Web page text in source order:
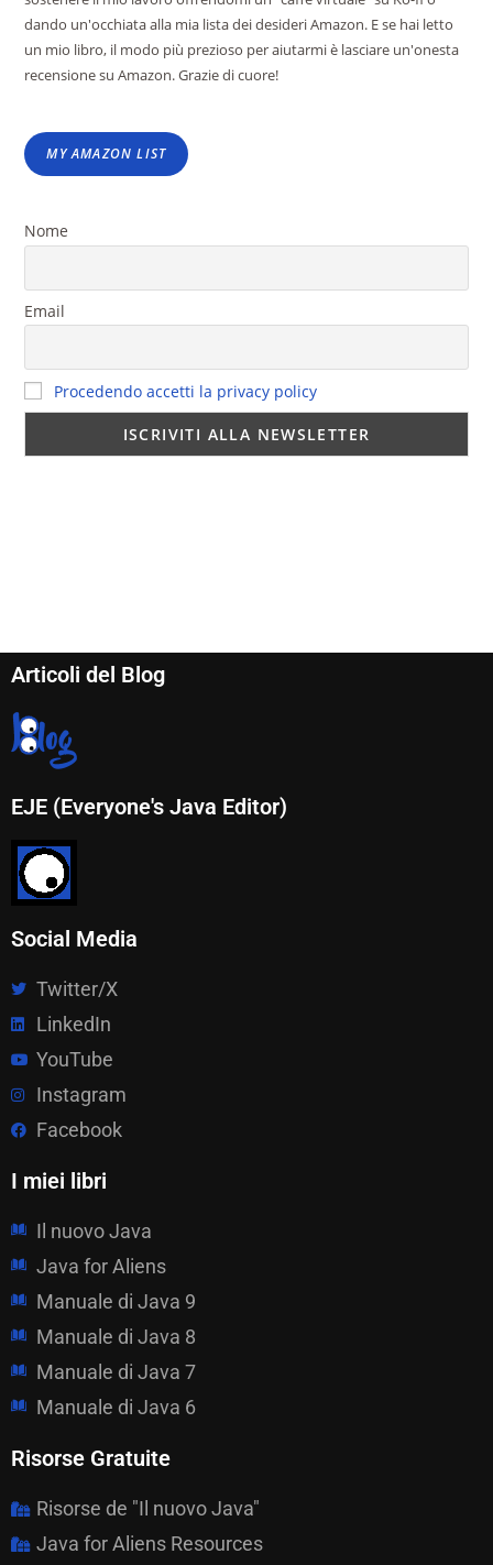
dando un'occhiata alla mia lista dei desideri Amazon. E se hai letto
un mio libro, il modo più prezioso per aiutarmi è lasciare un'onesta
recensione su Amazon. Grazie di cuore!
MY AMAZON LIST
Nome
Email
Procedendo accetti la privacy policy
Articoli del Blog
EJE (Everyone's Java Editor)
Social Media
Twitter/X
LinkedIn
YouTube
Instagram
Facebook
I miei libri
Il nuovo Java
Java for Aliens
Manuale di Java 9
Manuale di Java 8
Manuale di Java 7
Manuale di Java 6
Risorse Gratuite
Risorse de "Il nuovo Java"
Java for Aliens Resources